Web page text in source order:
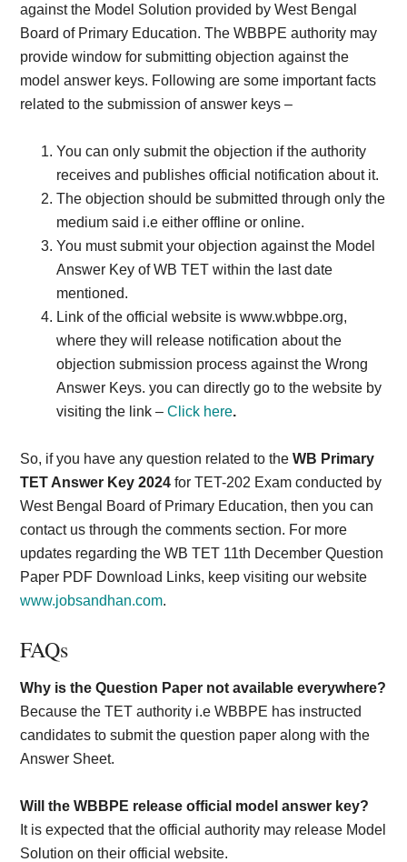
against the Model Solution provided by West Bengal
Board of Primary Education. The WBBPE authority may
provide window for submitting objection against the
model answer keys. Following are some important facts
related to the submission of answer keys –
You can only submit the objection if the authority
receives and publishes official notification about it.
The objection should be submitted through only the
medium said i.e either offline or online.
You must submit your objection against the Model
Answer Key of WB TET within the last date
mentioned.
Link of the official website is www.wbbpe.org,
where they will release notification about the
objection submission process against the Wrong
Answer Keys. you can directly go to the website by
visiting the link –Click here.
So, if you have any question related to theWB Primary
TET Answer Key 2024 for TET-202 Exam conducted by
West Bengal Board of Primary Education, then you can
contact us through the comments section. For more
updates regarding the WB TET 11th December Question
Paper PDF Download Links, keep visiting our website
www.jobsandhan.com.
FAQs
Why is the Question Paper not available everywhere?
Because the TET authority i.e WBBPE has instructed
candidates to submit the question paper along with the
Answer Sheet.
Will the WBBPE release official model answer key?
It is expected that the official authority may release Model
Solution on their official website.